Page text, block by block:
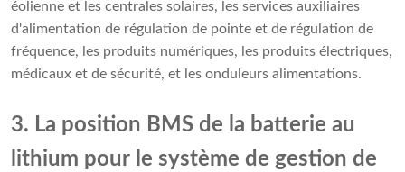
éolienne et les centrales solaires, les services auxiliaires
d'alimentation de régulation de pointe et de régulation de
fréquence, les produits numériques, les produits électriques,
médicaux et de sécurité, et les onduleurs alimentations.
3. La position BMS de la batterie au
lithium pour le système de gestion de